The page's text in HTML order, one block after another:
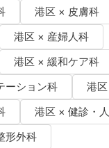
港区 × 皮膚科
港区 × 産婦人科
港区 × 緩和ケア科
ーション科
港
港区 × 健診・
形外科